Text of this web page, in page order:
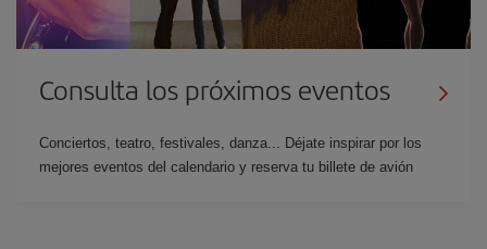
Consulta los próximos eventos
Conciertos, teatro, festivales, danza... Déjate inspirar por los
mejores eventos del calendario y reserva tu billete de avión